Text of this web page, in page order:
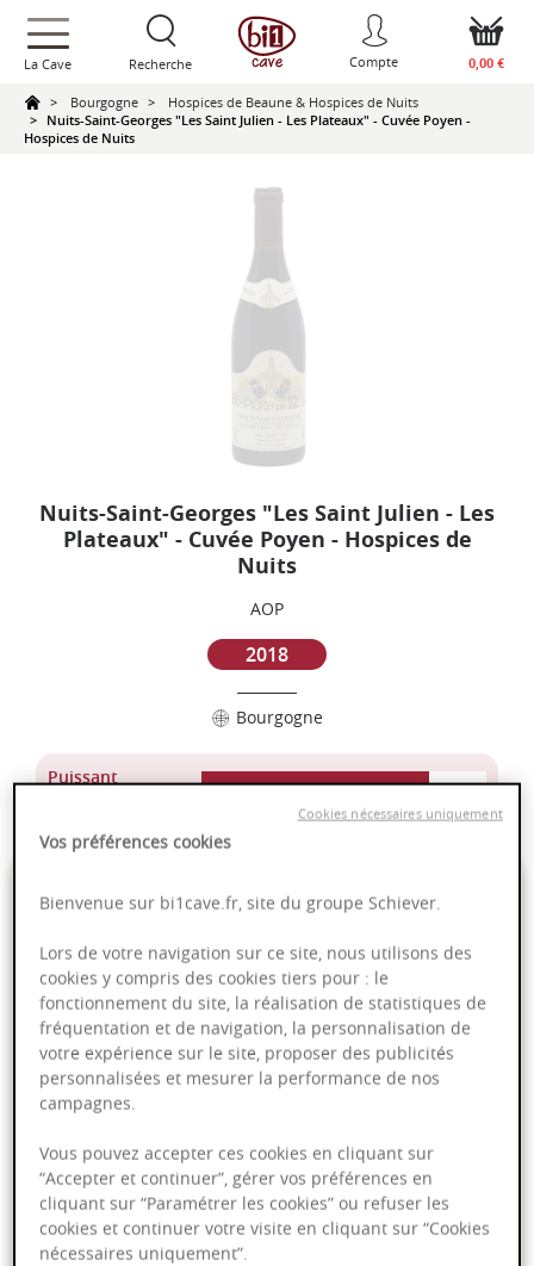
text.skipToContent
text.skipToNavigation
La Cave Recherche Compte 0,00 €
Bourgogne
Hospices de Beaune & Hospices de Nuits
Nuits-Saint-Georges "Les Saint Julien - Les Plateaux" - Cuvée Poyen -
Hospices de Nuits
Nuits-Saint-Georges "Les Saint Julien - Les
Plateaux" - Cuvée Poyen - Hospices de
Nuits
AOP
2018
Bourgogne
Puissant
55,00 €
75cl- soit73,33 €/ L
PRODUIT INDISPONIBLE
Livraison offerte dans nos points de vente
Emballage anti-casse
Paiement sécurisé
Vos préférences cookies
Bienvenue sur bi1cave.fr, site du groupe Schiever.
Lors de votre navigation sur ce site, nous utilisons des
cookies y compris des cookies tiers pour : le
fonctionnement du site, la réalisation de statistiques de
fréquentation et de navigation, la personnalisation de
votre expérience sur le site, proposer des publicités
personnalisées et mesurer la performance de nos
campagnes.
Vous pouvez accepter ces cookies en cliquant sur
“Accepter et continuer”, gérer vos préférences en
cliquant sur “Paramétrer les cookies” ou refuser les
cookies et continuer votre visite en cliquant sur “Cookies
nécessaires uniquement”.
Cookies nécessaires uniquement